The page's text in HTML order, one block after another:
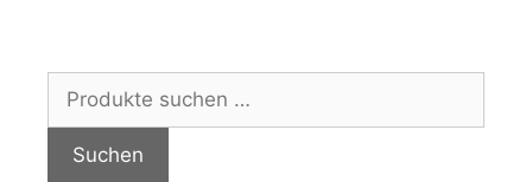
nach:
Suchen